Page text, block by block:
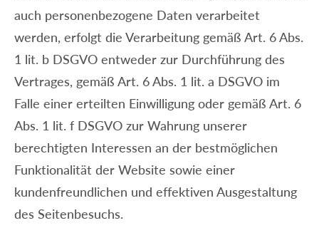
auch personenbezogene Daten verarbeitet
werden, erfolgt die Verarbeitung gemäß Art. 6 Abs.
1 lit. b DSGVO entweder zur Durchführung des
Vertrages, gemäß Art. 6 Abs. 1 lit. a DSGVO im
Falle einer erteilten Einwilligung oder gemäß Art. 6
Abs. 1 lit. f DSGVO zur Wahrung unserer
berechtigten Interessen an der bestmöglichen
Funktionalität der Website sowie einer
kundenfreundlichen und effektiven Ausgestaltung
des Seitenbesuchs.